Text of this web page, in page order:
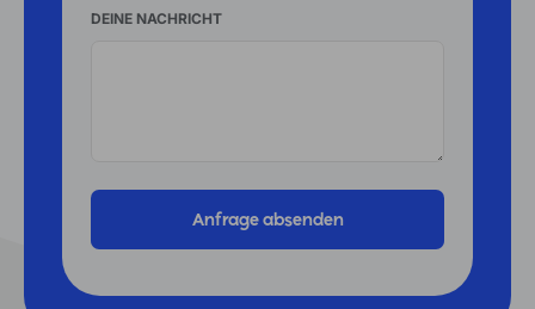
DEINE NACHRICHT